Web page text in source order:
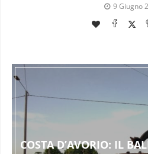
9 Giugno
COSTA D’AVORIO: IL